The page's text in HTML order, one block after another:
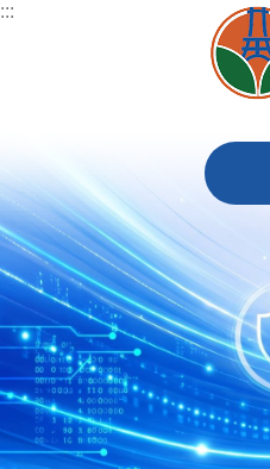
跳到主要內容區塊
:::